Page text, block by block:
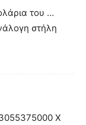
του …
στήλη
Χ